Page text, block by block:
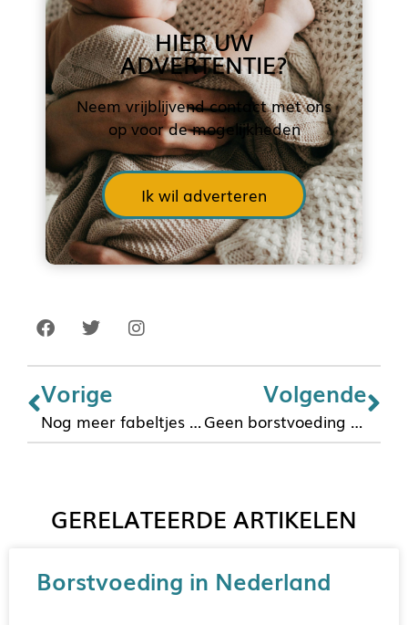
HIER UW
ADVERTENTIE?
Neem vrijblijvend contact met ons
op voor de mogelijkheden
Ik wil adverteren
Vorige
Nog meer fabeltjes over borstvoeding [3]
Volgende
Geen borstvoeding geven is een keuze
GERELATEERDE ARTIKELEN
Borstvoeding in Nederland